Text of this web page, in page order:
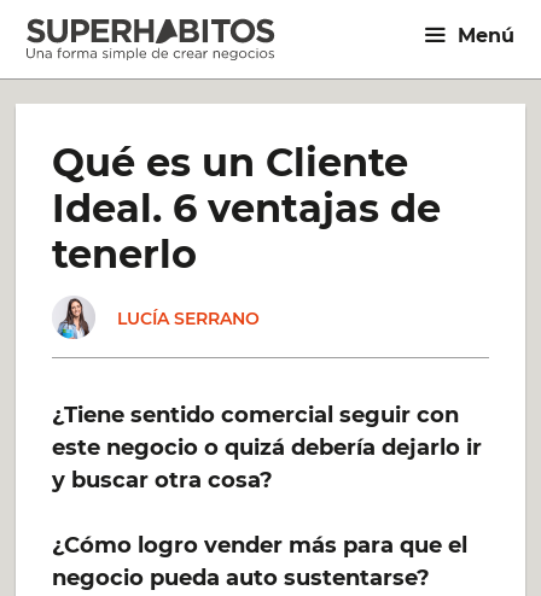
Saltar
contenido
Menú
Qué es un Cliente
Ideal. 6 ventajas de
tenerlo
LUCÍA SERRANO
¿Tiene sentido comercial seguir con
este negocio o quizá debería dejarlo ir
y buscar otra cosa?
¿Cómo logro vender más para que el
negocio pueda auto sustentarse?